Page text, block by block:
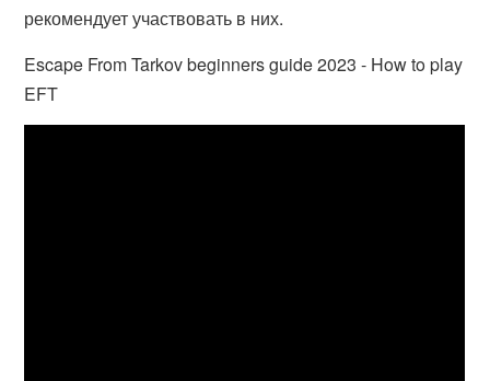
рекомендует участвовать в них.
Escape From Tarkov beginners guide 2023 - How to play
EFT